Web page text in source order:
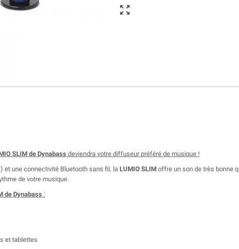

SLIM de Dynabass deviendra votre diffuseur préféré de musique !
et une connectivité Bluetooth sans fil, la LUMIO SLIM offre un son de très bonne
de votre musique.
de Dynabass :
et tablettes